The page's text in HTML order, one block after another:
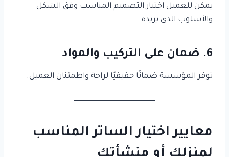
يمكن للعميل اختيار التصميم المناسب وفق الشكل
والأسلوب الذي يريده.
6. ضمان على التركيب والمواد
توفر المؤسسة ضمانًا حقيقيًا لراحة واطمئنان العميل.
معايير اختيار الساتر المناسب